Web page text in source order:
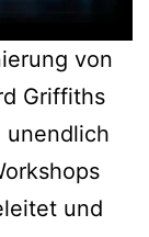
von
Griffiths
unendlich
und